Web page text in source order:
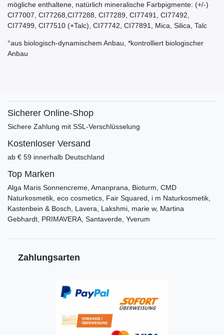
mögliche enthaltene, natürlich mineralische Farbpigmente: (+/-)
CI77007, CI77268,CI77288, CI77289, CI77491, CI77492,
CI77499, CI77510 (+Talc), CI77742, CI77891, Mica, Silica, Talc
°aus biologisch-dynamischem Anbau, *kontrolliert biologischer
Anbau
Sicherer Online-Shop
Sichere Zahlung mit SSL-Verschlüsselung
Kostenloser Versand
ab € 59 innerhalb Deutschland
Top Marken
Alga Maris Sonnencreme, Amanprana, Bioturm, CMD
Naturkosmetik, eco cosmetics, Fair Squared, i m Naturkosmetik,
Kastenbein & Bosch, Lavera, Lakshmi, marie w, Martina
Gebhardt, PRIMAVERA, Santaverde, Yverum
Zahlungsarten